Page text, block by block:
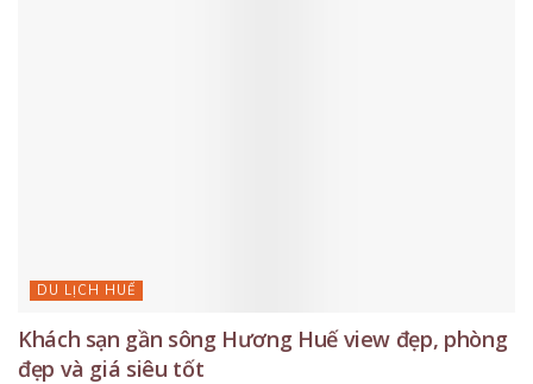
DU LỊCH HUẾ
Khách sạn gần sông Hương Huế view đẹp, phòng
đẹp và giá siêu tốt